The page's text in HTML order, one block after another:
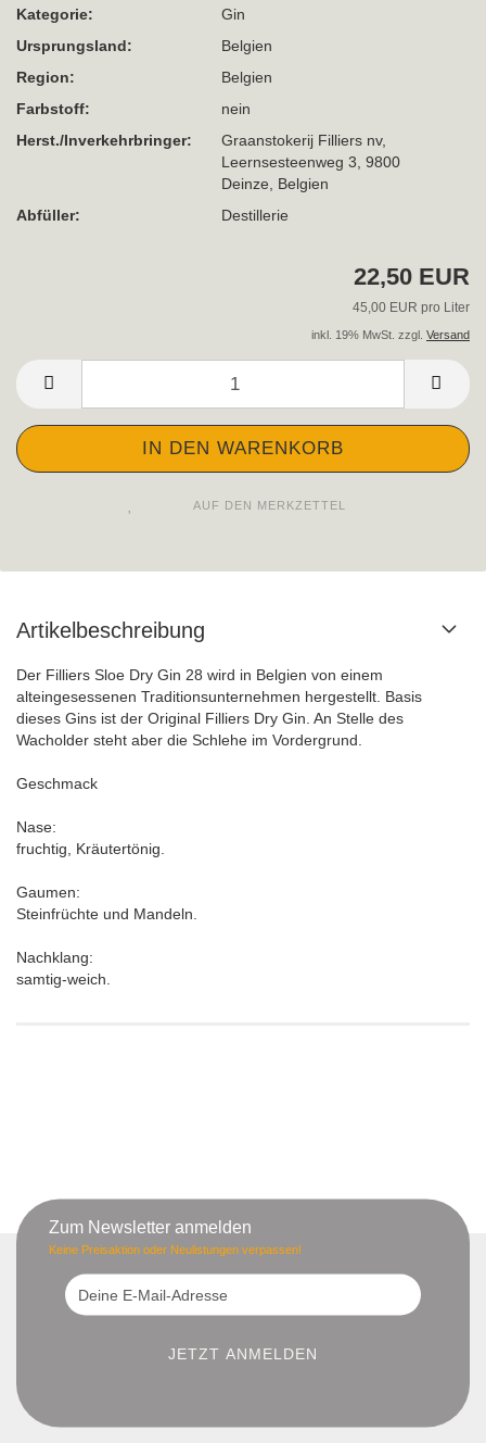
Kategorie:
Gin
Ursprungsland:
Belgien
Region:
Belgien
Farbstoff:
nein
Herst./Inverkehrbringer:
Graanstokerij Filliers nv,
Leernsesteenweg 3, 9800
Deinze, Belgien
Abfüller:
Destillerie
22,50 EUR
45,00 EUR pro Liter
inkl. 19% MwSt. zzgl. Versand
AUF DEN MERKZETTEL
Artikelbeschreibung
Der Filliers Sloe Dry Gin 28 wird in Belgien von einem
alteingesessenen Traditionsunternehmen hergestellt. Basis
dieses Gins ist der Original Filliers Dry Gin. An Stelle des
Wacholder steht aber die Schlehe im Vordergrund.
Geschmack
Nase:
fruchtig, Kräutertönig.
Gaumen:
Steinfrüchte und Mandeln.
Nachklang:
samtig-weich.
Zum Newsletter anmelden
Keine Preisaktion oder Neulistungen verpassen!